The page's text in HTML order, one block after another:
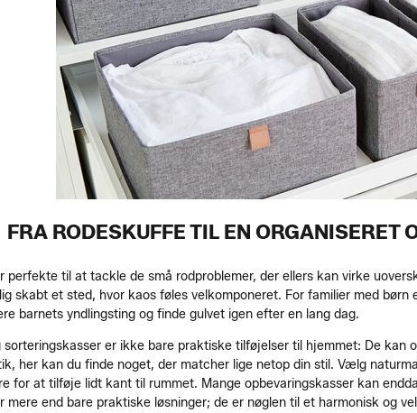
FRA RODESKUFFE TIL EN
perfekte til at tackle de små rodproblemer, der ellers kan virke
skabt et sted, hvor kaos føles velkomponeret. For familier med
barnets yndlingsting og finde gulvet igen efter en lang dag.
sorteringskasser er ikke bare praktiske tilføjelser til hjemmet: De
her kan du finde noget, der matcher lige netop din stil. Vælg
for at tilføje lidt kant til rummet. Mange opbevaringskasser kan
mere end bare praktiske løsninger; de er nøglen til et harmonisk og